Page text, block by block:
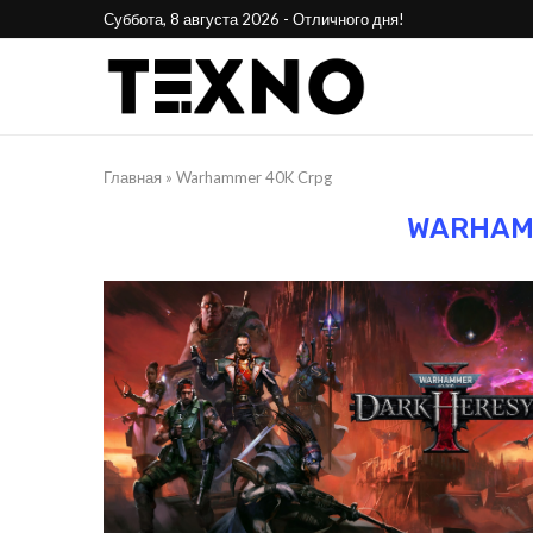
Суббота, 8 августа 2026 - Отличного дня!
Главная » Warhammer 40K Crpg
Phone Awards 2025:
лучшие смартфоны года
Стала